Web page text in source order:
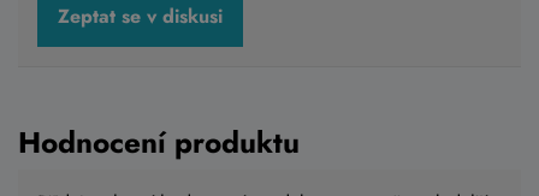
Elektrokolo 4EVER EXSTREAM PRO 820
grey diamond / silver
Skladem eshop
15",17",19",21"
Zeptat se v diskusi
Hodnocení produktu